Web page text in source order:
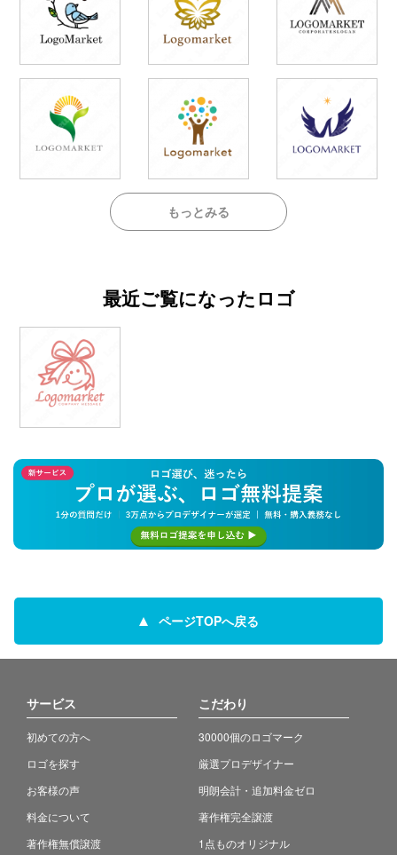
もっとみる
最近ご覧になったロゴ
ページTOPへ戻る
サービス
初めての方へ
ロゴを探す
お客様の声
料金について
著作権無償譲渡
こだわり
30000個のロゴマーク
厳選プロデザイナー
明朗会計・追加料金ゼロ
著作権完全譲渡
1点ものオリジナル